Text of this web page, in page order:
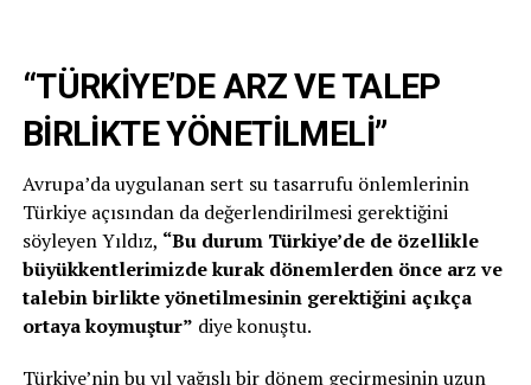
“TÜRKİYE’DE ARZ VE TALEP
BİRLİKTE YÖNETİLMELİ”
Avrupa’da uygulanan sert su tasarrufu önlemlerinin
Türkiye açısından da değerlendirilmesi gerektiğini
söyleyen Yıldız, “Bu durum Türkiye’de de özellikle
büyükkentlerimizde kurak dönemlerden önce arz ve
talebin birlikte yönetilmesinin gerektiğini açıkça
ortaya koymuştur” diye konuştu.
Türkiye’nin bu yıl yağışlı bir dönem geçirmesinin uzun